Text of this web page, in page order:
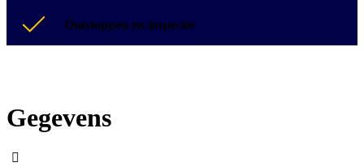
Ontstoppen en inspectie
Gegevens